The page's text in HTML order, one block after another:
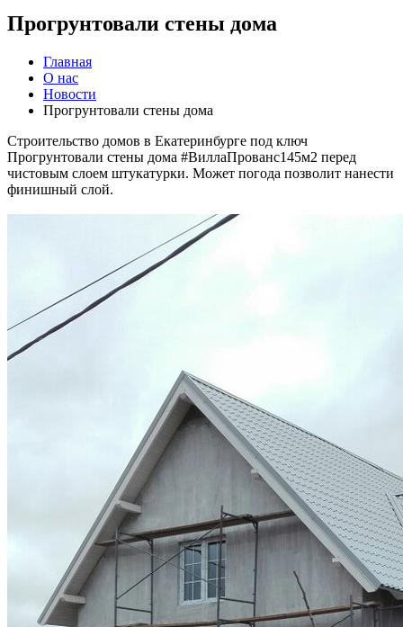
Прогрунтовали стены дома
Главная
О нас
Новости
Прогрунтовали стены дома
Строительство домов в Екатеринбурге под ключ
Прогрунтовали стены дома #ВиллаПрованс145м2 перед
чистовым слоем штукатурки. Может погода позволит нанести
финишный слой.